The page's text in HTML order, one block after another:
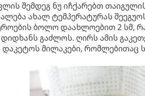
შემდეგ ნუ იჩქარებთ
ახალ ტემპერატურას
ბოლო დაახლოებით 2 სმ,
გაძლოს. ღირს ამის
დაკეტოს მილაკები, რომლებითაც